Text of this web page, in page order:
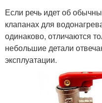
Если речь идет об
клапанах для
одинаково, отличаются
небольшие детали
эксплуатации.